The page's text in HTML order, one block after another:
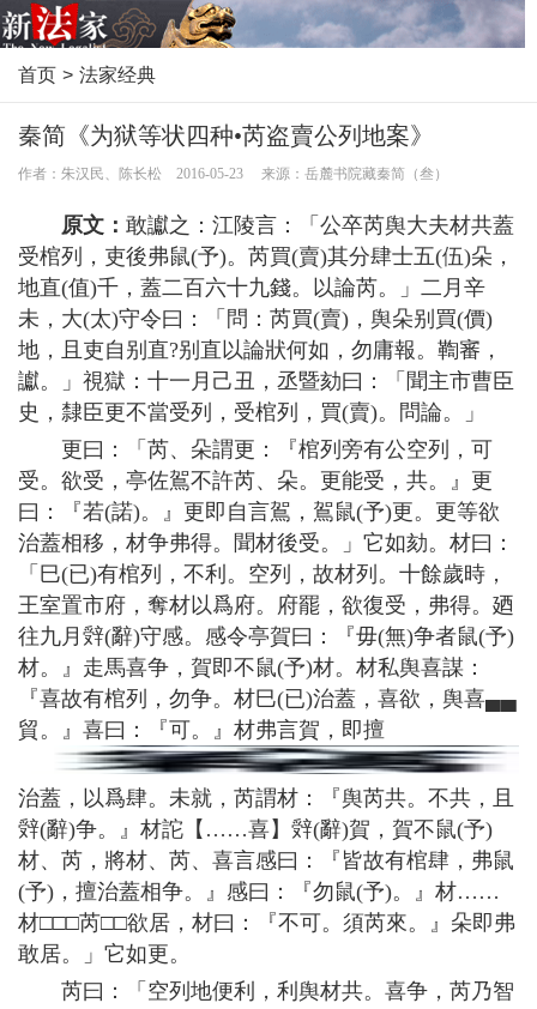
首页 > 法家经典
秦简《为狱等状四种•芮盗賣公列地案》
作者：朱汉民、陈长松 2016-05-23 来源：岳麓书院藏秦简（叁）
原文： 敢讞之：江陵言：「公卒芮舆大夫材共蓋
受棺列，吏後弗鼠(予)。芮買(賣)其分肆士五(伍)朵，
地直(值)千，蓋二百六十九錢。以論芮。」二月辛
未，大(太)守令曰：「問：芮買(賣)，舆朵别買(價)
地，且吏自别直?别直以論狀何如，勿庸報。鞫審，
讞。」視獄：十一月己丑，丞暨劾曰：「聞主市曹臣
史，隸臣更不當受列，受棺列，買(賣)。問論。」
更曰：「芮、朵謂更：『棺列旁有公空列，可
受。欲受，亭佐鴐不許芮、朵。更能受，共。』更
曰：『若(諾)。』更即自言鴐，鴐鼠(予)更。更等欲
治蓋相移，材争弗得。聞材後受。」它如劾。材曰：
「巳(已)有棺列，不利。空列，故材列。十餘歲時，
王室置市府，奪材以爲府。府罷，欲復受，弗得。廼
往九月辤(辭)守感。感令亭賀曰：『毋(無)争者鼠(予)
材。』走馬喜争，賀即不鼠(予)材。材私舆喜謀：
『喜故有棺列，勿争。材巳(已)治蓋，喜欲，舆喜▄▄
貿。』喜曰：『可。』材弗言賀，即擅
治蓋，以爲肆。未就，芮謂材：『舆芮共。不共，且
辤(辭)争。』材詑【……喜】辤(辭)賀，賀不鼠(予)
材、芮，將材、芮、喜言感曰：『皆故有棺肆，弗鼠
(予)，擅治蓋相争。』感曰：『勿鼠(予)。』材……
材□□□芮□□欲居，材曰：『不可。須芮來。』朵即弗
敢居。」它如更。
芮曰：「空列地便利，利舆材共。喜争，芮乃智